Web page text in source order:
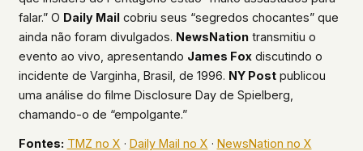
falar.” O Daily Mailcobriu seus “segredos chocantes” que
ainda não foram divulgados. NewsNationtransmitiu o
evento ao vivo, apresentando James Foxdiscutindo o
incidente de Varginha, Brasil, de 1996. NY Postpublicou
uma análise do filme Disclosure Dayde Spielberg,
chamando-o de “empolgante.”
Fontes: TMZ no X · Daily Mail no X · NewsNation no X